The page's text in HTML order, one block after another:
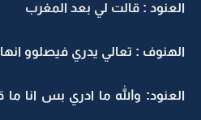
العنود : قالت لي بعد المغرب
الهنوف : تعالي يدري فيصلوو
العنود: والله ما ادري بس انا